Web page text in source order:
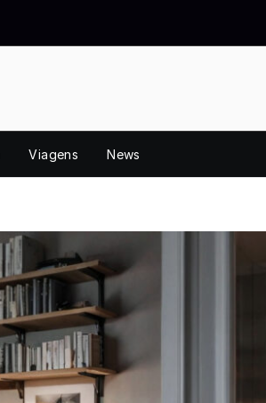
Viagens News